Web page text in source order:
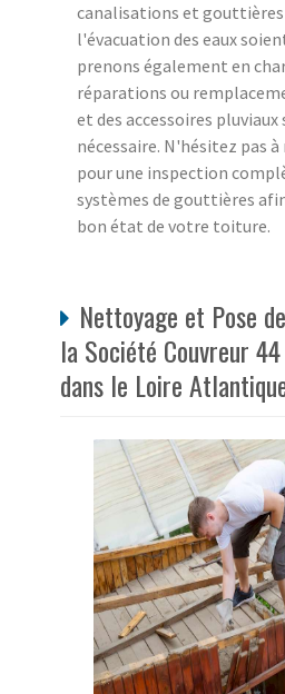
canalisations et gouttières
l'évacuation des eaux
prenons également en
réparations ou
et des accessoires pluviaux
nécessaire. N'hésitez pas
pour une inspection
systèmes de gouttières
bon état de votre toiture.
Nettoyage et Pose
la Société Couvreur
dans le Loire